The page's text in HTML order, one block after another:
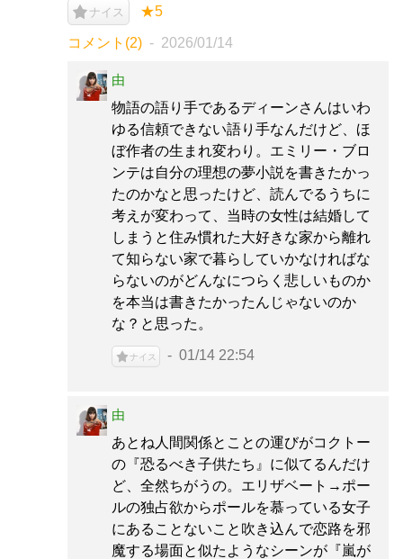
ナイス ★5
コメント(2) 2026/01/14
由
物語の語り手であるディーンさんはいわ
ゆる信頼できない語り手なんだけど、ほ
ぼ作者の生まれ変わり。エミリー・ブロ
ンテは自分の理想の夢小説を書きたかっ
たのかなと思ったけど、読んでるうちに
考えが変わって、当時の女性は結婚して
しまうと住み慣れた大好きな家から離れ
て知らない家で暮らしていかなければな
らないのがどんなにつらく悲しいものか
を本当は書きたかったんじゃないのか
な？と思った。
ナイス 01/14 22:54
由
あとね人間関係とことの運びがコクトー
の『恐るべき子供たち』に似てるんだけ
ど、全然ちがうの。エリザベート→ポー
ルの独占欲からポールを慕っている女子
にあることないこと吹き込んで恋路を邪
魔する場面と似たようなシーンが『嵐が